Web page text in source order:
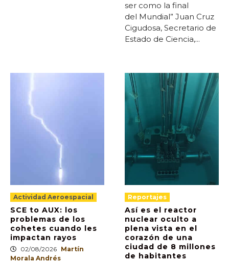
ser como la final
del Mundial” Juan Cruz
Cigudosa, Secretario de
Estado de Ciencia,...
Actividad Aeroespacial
SCE to AUX: los
problemas de los
cohetes cuando les
impactan rayos
02/08/2026 Martín
Morala Andrés
Reportajes
Así es el reactor
nuclear oculto a
plena vista en el
corazón de una
ciudad de 8 millones
de habitantes